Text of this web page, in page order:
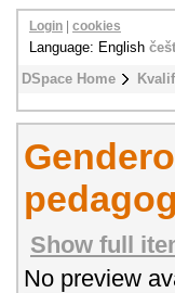
DSpace Home
Login cookies
Language: English
Show full
No preview